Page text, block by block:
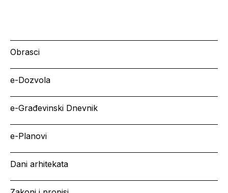
Obrasci
e-Dozvola
e-Građevinski Dnevnik
e-Planovi
Dani arhitekata